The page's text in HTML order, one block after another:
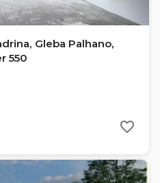
Gleba Palhano,
550